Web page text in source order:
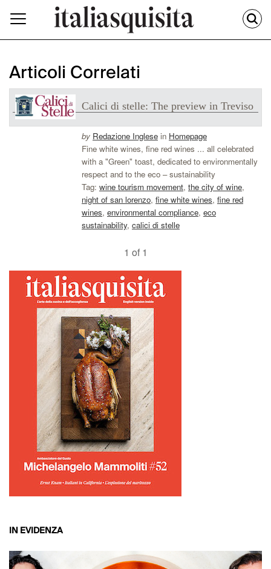
Articoli Correlati
Calici di stelle: The preview in Treviso
by Redazione Inglese in Homepage
Fine white wines, fine red wines ... all celebrated
with a "Green" toast, dedicated to environmentally
respect and to the eco – sustainability
Tag: wine tourism movement, the city of wine,
night of san lorenzo, fine white wines, fine red
wines, environmental compliance, eco
sustainability, calici di stelle
1 of 1
IN EVIDENZA